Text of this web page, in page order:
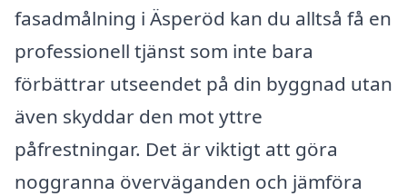
fasadmålning i Äsperöd kan du alltså få en
professionell tjänst som inte bara
förbättrar utseendet på din byggnad utan
även skyddar den mot yttre
påfrestningar. Det är viktigt att göra
noggranna överväganden och jämföra